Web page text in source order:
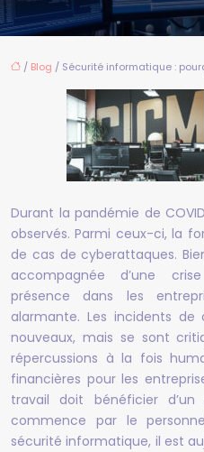
/ Blog / Sécurité informatique :
Durant la pandémie de
observés. Parmi ceux-ci, la
de cas de cyberattaques.
accompagnée d’une
présence dans les
alarmante. Les incidents
nouveaux, mais se sont
répercussions à la fois
financières pour les
travail doit bénéficier
commence par le
sécurité informatique, il est